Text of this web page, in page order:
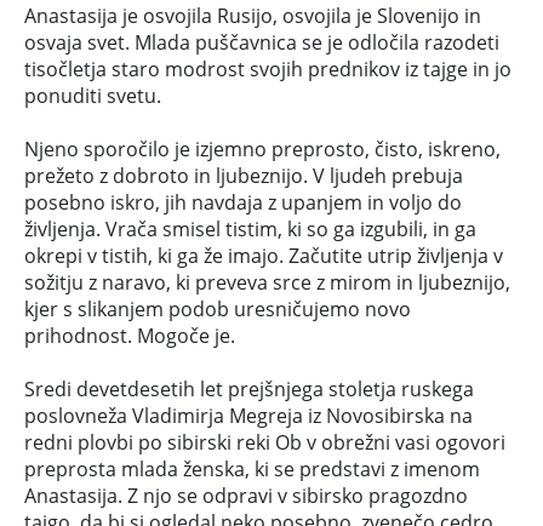
Anastasija je osvojila Rusijo, osvojila je Slovenijo in
osvaja svet. Mlada puščavnica se je odločila razodeti
tisočletja staro modrost svojih prednikov iz tajge in jo
ponuditi svetu.
Njeno sporočilo je izjemno preprosto, čisto, iskreno,
prežeto z dobroto in ljubeznijo. V ljudeh prebuja
posebno iskro, jih navdaja z upanjem in voljo do
življenja. Vrača smisel tistim, ki so ga izgubili, in ga
okrepi v tistih, ki ga že imajo. Začutite utrip življenja v
sožitju z naravo, ki preveva srce z mirom in ljubeznijo,
kjer s slikanjem podob uresničujemo novo
prihodnost. Mogoče je.
Sredi devetdesetih let prejšnjega stoletja ruskega
poslovneža Vladimirja Megreja iz Novosibirska na
redni plovbi po sibirski reki Ob v obrežni vasi ogovori
preprosta mlada ženska, ki se predstavi z imenom
Anastasija. Z njo se odpravi v sibirsko pragozdno